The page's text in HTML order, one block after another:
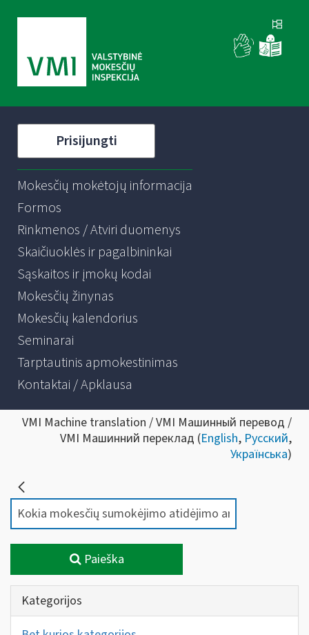
Prisijungti
Mokesčių mokėtojų informacija
Formos
Rinkmenos / Atviri duomenys
Skaičiuoklės ir pagalbininkai
Sąskaitos ir įmokų kodai
Mokesčių žinynas
Mokesčių kalendorius
Seminarai
Tarptautinis apmokestinimas
Kontaktai / Apklausa
VMI Machine translation / VMI Машинный перевод /
VMI Машинний переклад (English, Русский,
Українська)
Paieška
Kategorijos